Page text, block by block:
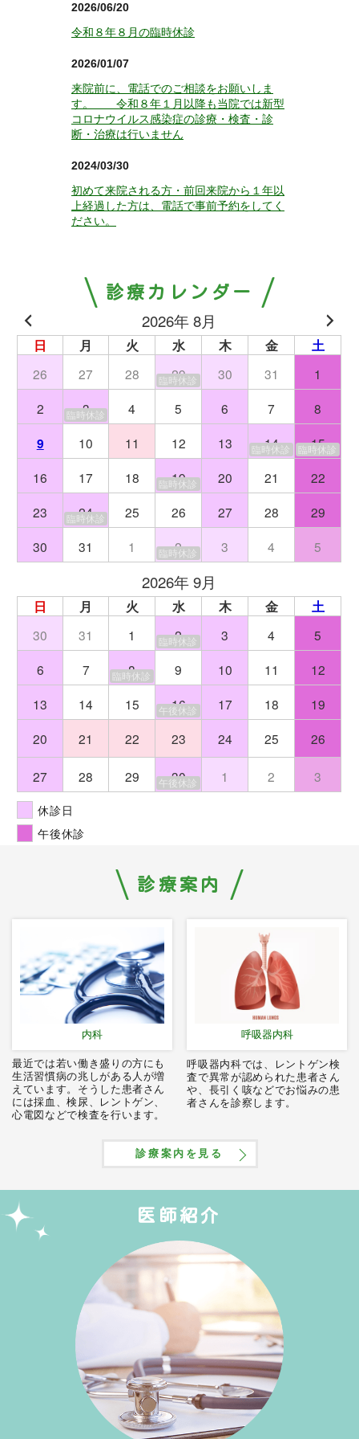
2026/06/20
令和８年８月の臨時休診
2026/01/07
来院前に、電話でのご相談をお願いしま
す。 令和８年１月以降も当院では新型
コロナウイルス感染症の診療・検査・診
断・治療は行いません
2024/03/30
初めて来院される方・前回来院から１年以
上経過した方は、電話で事前予約をしてく
ださい。
診療カレンダー
2026年 8月
日 月 火 水 木 金 土
26 27 28 29 30 31 1
臨時休診
2 3 4 5 6 7 8
臨時休診
9 10 11 12 13 14 15
臨時休診 臨時休診
16 17 18 19 20 21 22
臨時休診
23 24 25 26 27 28 29
臨時休診
30 31 1 2 3 4 5
臨時休診
2026年 9月
日 月 火 水 木 金 土
30 31 1 2 3 4 5
臨時休診
6 7 8 9 10 11 12
臨時休診
13 14 15 16 17 18 19
午後休診
20 21 22 23 24 25 26
27 28 29 30 1 2 3
午後休診
休診日
午後休診
診療案内
内科
最近では若い働き盛りの方にも
生活習慣病の兆しがある人が増
えています。そうした患者さん
には採血、検尿、レントゲン、
心電図などで検査を行います。
呼吸器内科
呼吸器内科では、レントゲン検
査で異常が認められた患者さん
や、長引く咳などでお悩みの患
者さんを診察します。
診療案内を見る
医師紹介